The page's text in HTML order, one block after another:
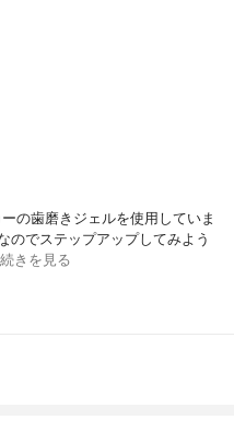
の歯磨きジェルを使用していま
のでステップアップしてみよう
続きを見る